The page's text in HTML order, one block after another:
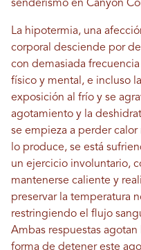
senderismo en Canyon
La hipotermia, una
corporal desciende por
con demasiada
físico y mental, e incluso
exposición al frío y se
agotamiento y la
se empieza a perder
lo produce, se está
un ejercicio involuntario,
mantenerse caliente y
preservar la temperatura
restringiendo el flujo
Ambas respuestas agotan
forma de detener este